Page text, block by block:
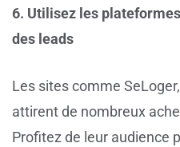
6. Utilisez les
des leads
Les sites comme
attirent de nombreux
Profitez de leur audience